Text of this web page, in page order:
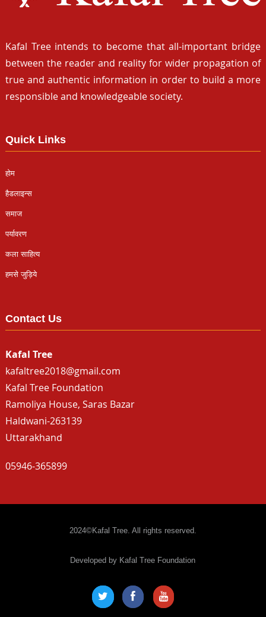
Kafal Tree intends to become that all-important bridge
between the reader and reality for wider propagation of
true and authentic information in order to build a more
responsible and knowledgeable society.
Quick Links
होम
हैडलाइन्स
समाज
पर्यावरण
कला साहित्य
हमसे जुड़िये
Contact Us
Kafal Tree
kafaltree2018@gmail.com
Kafal Tree Foundation
Ramoliya House, Saras Bazar
Haldwani-263139
Uttarakhand
05946-365899
2024©Kafal Tree. All rights reserved.
Developed by Kafal Tree Foundation